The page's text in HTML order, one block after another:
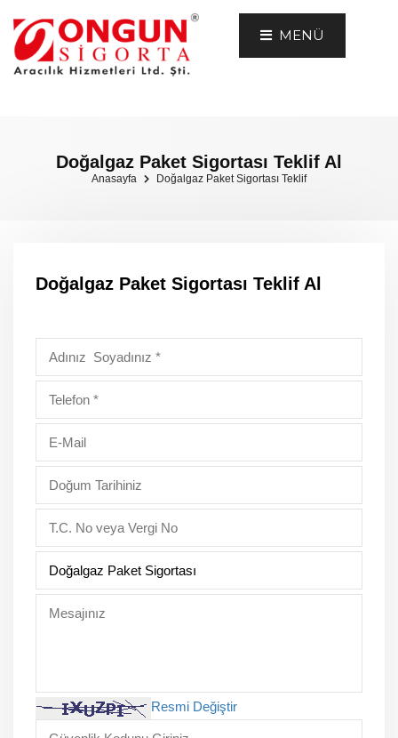
MENÜ
Doğalgaz Paket Sigortası Teklif Al
Anasayfa Doğalgaz Paket Sigortası Teklif
Doğalgaz Paket Sigortası Teklif Al
Resmi Değiştir